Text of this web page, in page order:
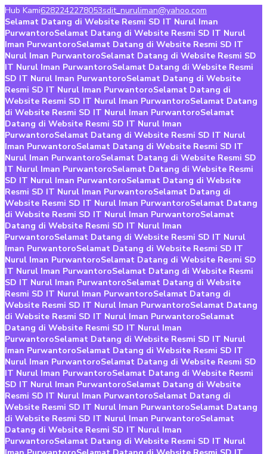
Hub Kami6282242278053sdit_nuruliman@yahoo.com
Selamat Datang di Website Resmi SD IT Nurul Iman
PurwantoroSelamat Datang di Website Resmi SD IT Nurul
Iman PurwantoroSelamat Datang di Website Resmi SD IT
Nurul Iman PurwantoroSelamat Datang di Website Resmi SD
IT Nurul Iman PurwantoroSelamat Datang di Website Resmi
SD IT Nurul Iman PurwantoroSelamat Datang di Website
Resmi SD IT Nurul Iman PurwantoroSelamat Datang di
Website Resmi SD IT Nurul Iman PurwantoroSelamat Datang
di Website Resmi SD IT Nurul Iman PurwantoroSelamat
Datang di Website Resmi SD IT Nurul Iman
PurwantoroSelamat Datang di Website Resmi SD IT Nurul
Iman PurwantoroSelamat Datang di Website Resmi SD IT
Nurul Iman PurwantoroSelamat Datang di Website Resmi SD
IT Nurul Iman PurwantoroSelamat Datang di Website Resmi
SD IT Nurul Iman PurwantoroSelamat Datang di Website
Resmi SD IT Nurul Iman PurwantoroSelamat Datang di
Website Resmi SD IT Nurul Iman PurwantoroSelamat Datang
di Website Resmi SD IT Nurul Iman PurwantoroSelamat
Datang di Website Resmi SD IT Nurul Iman
PurwantoroSelamat Datang di Website Resmi SD IT Nurul
Iman PurwantoroSelamat Datang di Website Resmi SD IT
Nurul Iman PurwantoroSelamat Datang di Website Resmi SD
IT Nurul Iman PurwantoroSelamat Datang di Website Resmi
SD IT Nurul Iman PurwantoroSelamat Datang di Website
Resmi SD IT Nurul Iman PurwantoroSelamat Datang di
Website Resmi SD IT Nurul Iman PurwantoroSelamat Datang
di Website Resmi SD IT Nurul Iman PurwantoroSelamat
Datang di Website Resmi SD IT Nurul Iman
PurwantoroSelamat Datang di Website Resmi SD IT Nurul
Iman PurwantoroSelamat Datang di Website Resmi SD IT
Nurul Iman PurwantoroSelamat Datang di Website Resmi SD
IT Nurul Iman PurwantoroSelamat Datang di Website Resmi
SD IT Nurul Iman PurwantoroSelamat Datang di Website
Resmi SD IT Nurul Iman PurwantoroSelamat Datang di
Website Resmi SD IT Nurul Iman PurwantoroSelamat Datang
di Website Resmi SD IT Nurul Iman PurwantoroSelamat
Datang di Website Resmi SD IT Nurul Iman
PurwantoroSelamat Datang di Website Resmi SD IT Nurul